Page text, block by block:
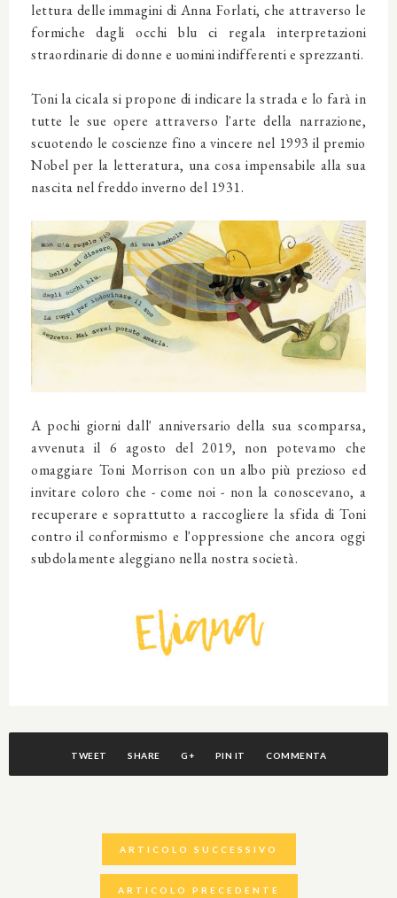
lettura delle immagini di Anna Forlati, che attraverso le
formiche dagli occhi blu ci regala interpretazioni
straordinarie di donne e uomini indifferenti e sprezzanti.
Toni la cicala si propone di indicare la strada e lo farà in
tutte le sue opere attraverso l'arte della narrazione,
scuotendo le coscienze fino a vincere nel 1993 il premio
Nobel per la letteratura, una cosa impensabile alla sua
nascita nel freddo inverno del 1931.
A pochi giorni dall' anniversario della sua scomparsa,
avvenuta il 6 agosto del 2019, non potevamo che
omaggiare Toni Morrison con un albo più prezioso ed
invitare coloro che - come noi - non la conoscevano, a
recuperare e soprattutto a raccogliere la sfida di Toni
contro il conformismo e l'oppressione che ancora oggi
subdolamente aleggiano nella nostra società.
TWEET SHARE G+ PIN IT COMMENTA
ARTICOLO SUCCESSIVO
ARTICOLO PRECEDENTE